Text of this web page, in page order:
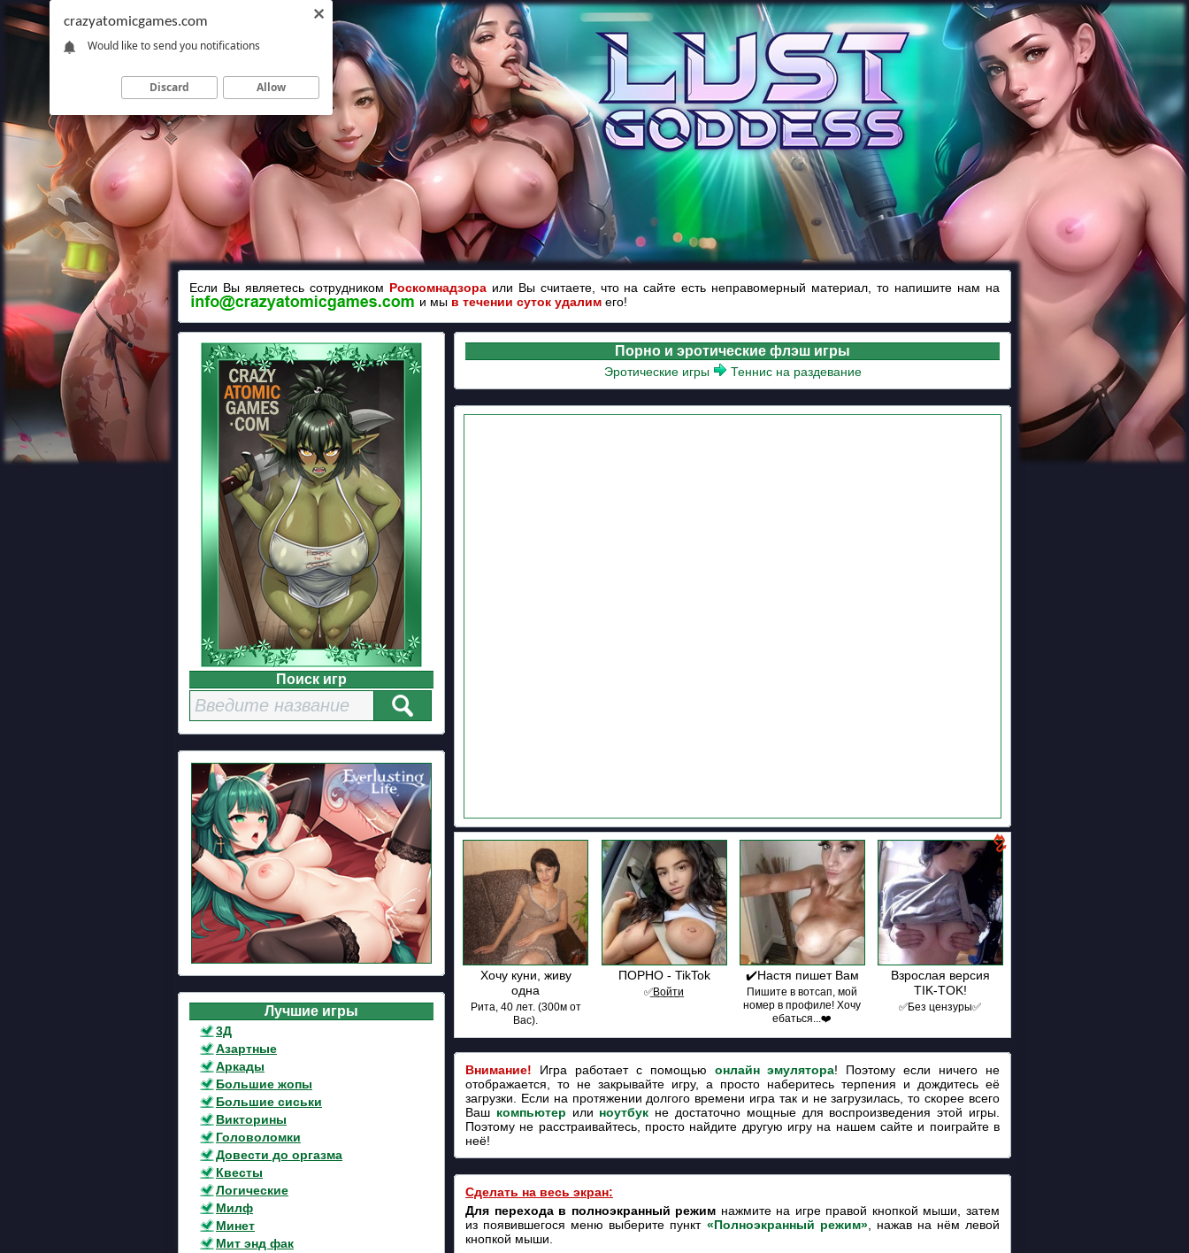
Если Вы являетесь сотрудником Роскомнадзораили Вы считаете, что на сайте есть неправомерный материал, то напишите нам на
и мы в течении суток удалим его!
Поиск игр
Лучшие игры
3Д
Азартные
Аркады
Большие жопы
Большие сиськи
Викторины
Головоломки
Довести до оргазма
Квесты
Логические
Милф
Минет
Мит энд фак
Порно и эротические флэш игры
Эротические игры Теннис на раздевание
Хочу куни, живу
одна
Рита, 40 лет. (300м от
Вас).
ПОРНО - TikTok
✅͟В͟о͟й͟т͟и
✔️Настя пишет Вам
Пишите в вотсап, мой
номер в профиле! Хочу
ебаться...❤️
Взрослая версия
TIK-TOK!
✅Без цензуры✅
Внимание! Игра работает с помощью онлайн эмулятора! Поэтому если ничего не
отображается, то не закрывайте игру, а просто наберитесь терпения и дождитесь её
загрузки. Если на протяжении долгого времени игра так и не загрузилась, то скорее всего
Ваш компьютер или ноутбук не достаточно мощные для воспроизведения этой игры.
Поэтому не расстраивайтесь, просто найдите другую игру на нашем сайте и поиграйте в
неё!
Сделать на весь экран:
Для перехода в полноэкранный режим нажмите на игре правой кнопкой мыши, затем
из появившегося меню выберите пункт «Полноэкранный режим», нажав на нём левой
кнопкой мыши.
crazyatomicgames.com
Would like to send you notifications
Discard Allow